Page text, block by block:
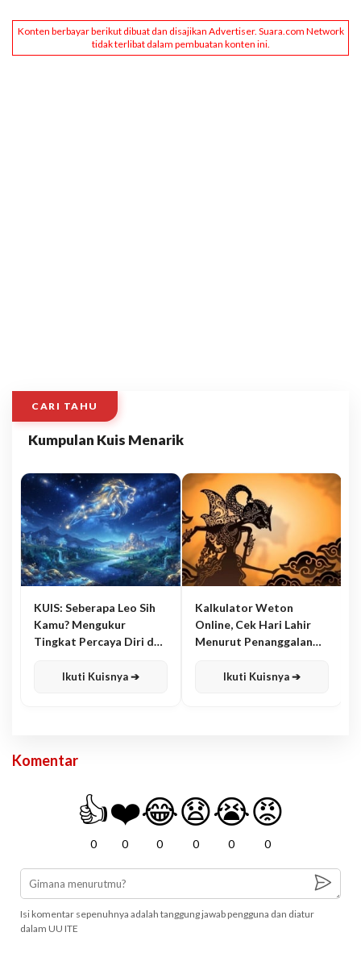
CARI TAHU
Kumpulan Kuis Menarik
KUIS: Seberapa Leo Sih
Kamu? Mengukur
Tingkat Percaya Diri dan
Ikuti Kuisnya ➔
Kalkulator Weton
Online, Cek Hari Lahir
Menurut Penanggalan
Ikuti Kuisnya ➔
Komentar
👍
0
❤️
0
😂
0
😧
0
😭
0
😡
0
Isi komentar sepenuhnya adalah tanggung jawab pengguna dan diatur
dalam UU ITE